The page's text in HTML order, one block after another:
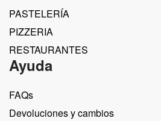
PASTELERÍA
PIZZERIA
RESTAURANTES
Ayuda
FAQs
Devoluciones y cambios